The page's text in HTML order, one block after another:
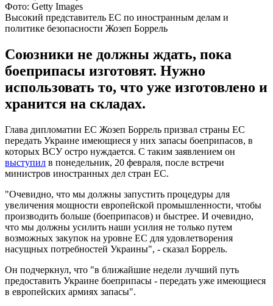
Фото: Getty Images
Высокий представитель ЕС по иностранным делам и
политике безопасности Жозеп Боррель
Союзники не должны ждать, пока
боеприпасы изготовят. Нужно
использовать то, что уже изготовлено и
хранится на складах.
Глава дипломатии ЕС Жозеп Боррель призвал страны ЕС
передать Украине имеющиеся у них запасы боеприпасов, в
которых ВСУ остро нуждается. С таким заявлением он
выступил в понедельник, 20 февраля, после встречи
министров иностранных дел стран ЕС.
"Очевидно, что мы должны запустить процедуры для
увеличения мощности европейской промышленности, чтобы
производить больше (боеприпасов) и быстрее. И очевидно,
что мы должны усилить наши усилия не только путем
возможных закупок на уровне ЕС для удовлетворения
насущных потребностей Украины", - сказал Боррель.
Он подчеркнул, что "в ближайшие недели лучший путь
предоставить Украине боеприпасы - передать уже имеющиеся
в европейских армиях запасы".